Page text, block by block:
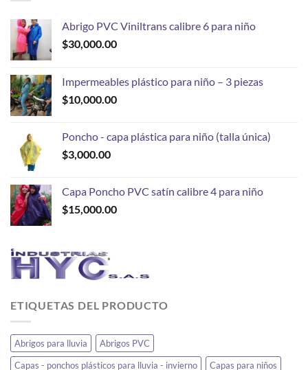
Abrigo PVC Viniltrans calibre 6 para niño
$30,000.00
Impermeables plástico para niño – 3 piezas
$10,000.00
Poncho - capa plástica para niño (talla única)
$3,000.00
Capa Poncho PVC satín calibre 4 para niño
$15,000.00
ETIQUETAS DEL PRODUCTO
Abrigos para lluvia
Abrigos PVC
Capas - ponchos plásticos para lluvia - invierno
Capas para niños